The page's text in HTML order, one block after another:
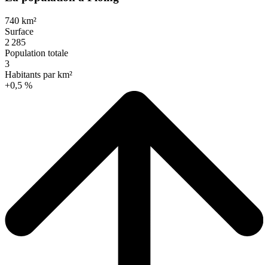
740 km²
Surface
2 285
Population totale
3
Habitants par km²
+0,5 %